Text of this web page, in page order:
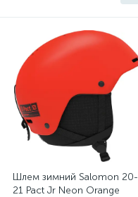
Шлем зимний Salomon 20-
21 Pact Jr Neon Orange